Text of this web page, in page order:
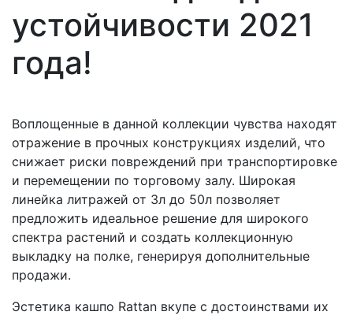
устойчивости 2021
года!
Воплощенные в данной коллекции чувства находят
отражение в прочных конструкциях изделий, что
снижает риски повреждений при транспортировке
и перемещении по торговому залу. Широкая
линейка литражей от 3л до 50л позволяет
предложить идеальное решение для широкого
спектра растений и создать коллекционную
выкладку на полке, генерируя дополнительные
продажи.
Эстетика кашпо Rattan вкупе с достоинствами их